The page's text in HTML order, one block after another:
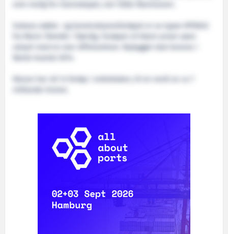
som mulig for mannskapet, sier Ståle Rasmussen.
Subsea støtte- og konstruksjonsfartøyet er av typen MT6022
fra Marin Teknikk i Tjørvåg. Fartøyet vil blant annet være
utstyrt med en stor offshorekran. Nybygget skal leveres i
Kleven har nå 14 fartøy i ordreboken, til en verdi av ca 7